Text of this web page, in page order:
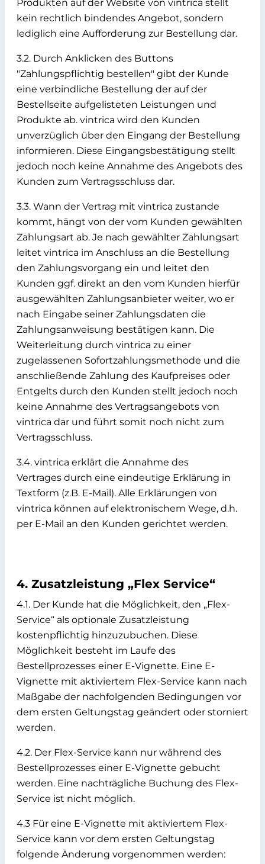
Produkten auf der Website von vintrica stellt
kein rechtlich bindendes Angebot, sondern
lediglich eine Aufforderung zur Bestellung dar.
3.2. Durch Anklicken des Buttons
"Zahlungspflichtig bestellen" gibt der Kunde
eine verbindliche Bestellung der auf der
Bestellseite aufgelisteten Leistungen und
Produkte ab. vintrica wird den Kunden
unverzüglich über den Eingang der Bestellung
informieren. Diese Eingangsbestätigung stellt
jedoch noch keine Annahme des Angebots des
Kunden zum Vertragsschluss dar.
3.3. Wann der Vertrag mit vintrica zustande
kommt, hängt von der vom Kunden gewählten
Zahlungsart ab. Je nach gewählter Zahlungsart
leitet vintrica im Anschluss an die Bestellung
den Zahlungsvorgang ein und leitet den
Kunden ggf. direkt an den vom Kunden hierfür
ausgewählten Zahlungsanbieter weiter, wo er
nach Eingabe seiner Zahlungsdaten die
Zahlungsanweisung bestätigen kann. Die
Weiterleitung durch vintrica zu einer
zugelassenen Sofortzahlungsmethode und die
anschließende Zahlung des Kaufpreises oder
Entgelts durch den Kunden stellt jedoch noch
keine Annahme des Vertragsangebots von
vintrica dar und führt somit noch nicht zum
Vertragsschluss.
3.4. vintrica erklärt die Annahme des
Vertrages durch eine eindeutige Erklärung in
Textform (z.B. E-Mail). Alle Erklärungen von
vintrica können auf elektronischem Wege, d.h.
per E-Mail an den Kunden gerichtet werden.
4. Zusatzleistung „Flex Service“
4.1. Der Kunde hat die Möglichkeit, den „Flex-
Service“ als optionale Zusatzleistung
kostenpflichtig hinzuzubuchen. Diese
Möglichkeit besteht im Laufe des
Bestellprozesses einer E-Vignette. Eine E-
Vignette mit aktiviertem Flex-Service kann nach
Maßgabe der nachfolgenden Bedingungen vor
dem ersten Geltungstag geändert oder storniert
werden.
4.2. Der Flex-Service kann nur während des
Bestellprozesses einer E-Vignette gebucht
werden. Eine nachträgliche Buchung des Flex-
Service ist nicht möglich.
4.3 Für eine E-Vignette mit aktiviertem Flex-
Service kann vor dem ersten Geltungstag
folgende Änderung vorgenommen werden: